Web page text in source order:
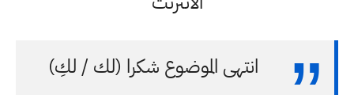
انتهى الموضوع شكرا (لك / لكِ)